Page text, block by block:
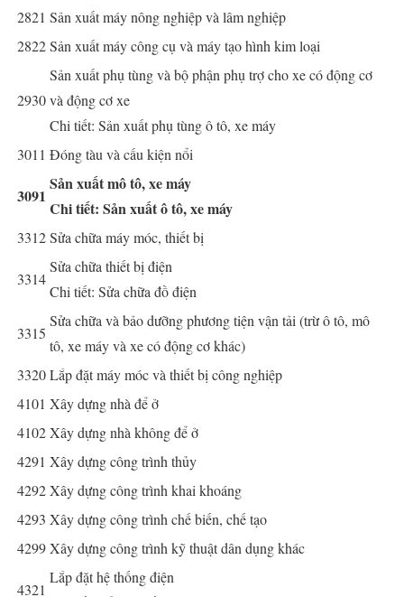
2821 Sản xuất máy nông nghiệp và lâm nghiệp
2822Sản xuất máy công cụ và máy tạo hình kim loại
2930
Sản xuất phụ tùng và bộ phận phụ trợ cho xe có động cơ
và động cơ xe
Chi tiết: Sản xuất phụ tùng ô tô, xe máy
3011 Đóng tàu và cấu kiện nổi
3091
Sản xuất mô tô, xe máy
Chi tiết: Sản xuất ô tô, xe máy
3312Sửa chữa máy móc, thiết bị
3314
Sửa chữa thiết bị điện
Chi tiết: Sửa chữa đồ điện
3315
Sửa chữa và bảo dưỡng phương tiện vận tải (trừ ô tô, mô
tô, xe máy và xe có động cơ khác)
3320Lắp đặt máy móc và thiết bị công nghiệp
4101 Xây dựng nhà để ở
4102Xây dựng nhà không để ở
4291 Xây dựng công trình thủy
4292Xây dựng công trình khai khoáng
4293 Xây dựng công trình chế biến, chế tạo
4299Xây dựng công trình kỹ thuật dân dụng khác
4321
Lắp đặt hệ thống điện